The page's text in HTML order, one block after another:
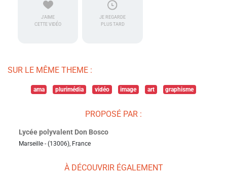
J'AIME
CETTE VIDÉO
JE REGARDE
PLUS TARD
SUR LE MÊME THEME :
ama plurimédia vidéo image art graphisme
PROPOSÉ PAR :
Lycée polyvalent Don Bosco
Marseille - (13006), France
À DÉCOUVRIR ÉGALEMENT